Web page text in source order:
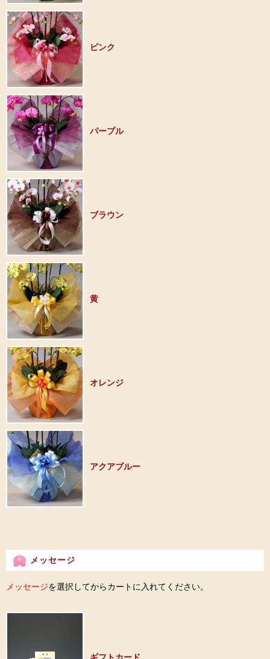
ピンク
パープル
ブラウン
黄
オレンジ
アクアブルー
メッセージ
メッセージを選択してからカートに入れてください。